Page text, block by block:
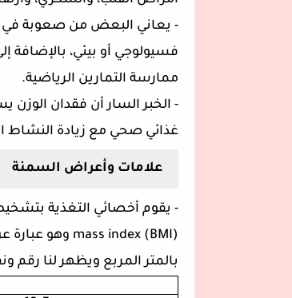
- يعاني البعض من صعوبة في
فسيولوجي أو بيئي، بالإضافة
ممارسة التمارين الرياضية.
- الخبر السار أن فقدان
غذائي صحي مع زيادة النشاط
علامات وأعراض السمنة
- يقوم أخصائي التغذية
mass index (BMI) وهو عبارة
بالمتر المربع ويظهر لنا رقم